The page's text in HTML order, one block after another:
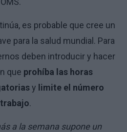
es probable que cree un
para la salud mundial. Para
deben introducir y hacer
que prohíba las horas
y limite el número
.
a la semana supone un